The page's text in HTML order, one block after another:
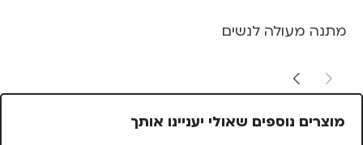
מתנה מעולה לנשים
מוצרים נוספים שאולי יעניינו אותך